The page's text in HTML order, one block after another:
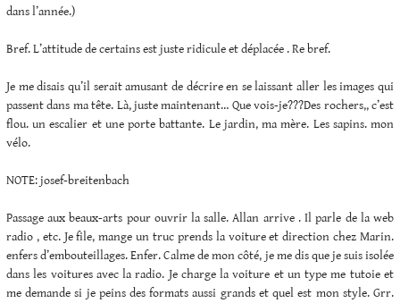
dans l’année.)
Bref. L’attitude de certains est juste ridicule et déplacée . Re bref.
Je me disais qu’il serait amusant de décrire en se laissant aller les images qui
passent dans ma tête. Là, juste maintenant… Que vois-je???Des rochers,, c’est
flou. un escalier et une porte battante. Le jardin, ma mère. Les sapins. mon
vélo.
NOTE: josef-breitenbach
Passage aux beaux-arts pour ouvrir la salle. Allan arrive . Il parle de la web
radio , etc. Je file, mange un truc prends la voiture et direction chez Marin.
enfers d’embouteillages. Enfer. Calme de mon côté, je me dis que je suis isolée
dans les voitures avec la radio. Je charge la voiture et un type me tutoie et
me demande si je peins des formats aussi grands et quel est mon style. Grr.